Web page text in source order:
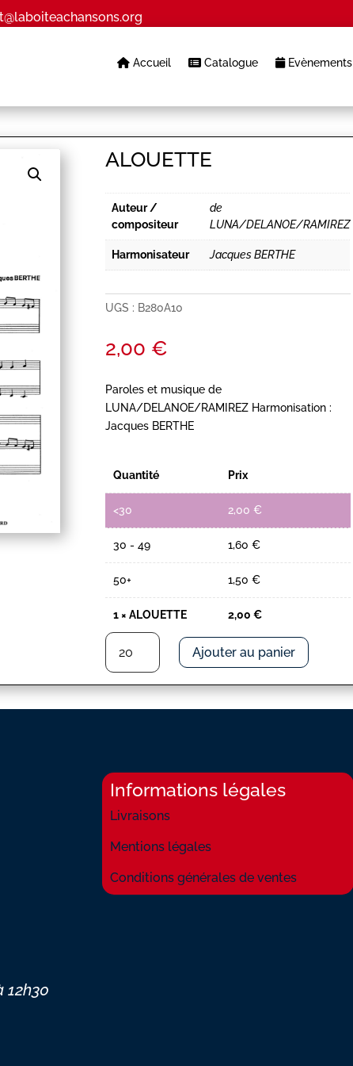
Accueil Catalogue Evènements
ALOUETTE
Auteur /
compositeur
de
LUNA/DELANOE/RAMIREZ
Harmonisateur Jacques BERTHE
UGS : B280A10
2,00 €
Paroles et musique de
LUNA/DELANOE/RAMIREZ Harmonisation :
Jacques BERTHE
Quantité Prix
<30 2,00 €
30 - 49 1,60 €
50+ 1,50 €
1 ×ALOUETTE 2,00 €
quantité
ALOUETTE
Ajouter au panier
12h30
Informations légales
Livraisons
Mentions légales
Conditions générales de ventes